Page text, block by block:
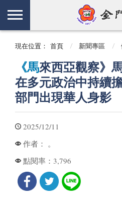
現在位置： 首頁 新聞專區
《馬來西亞觀察》
在多元政治中持續
部門出現華人身影
2025/12/11
作者： 。
點閱率： 3,796